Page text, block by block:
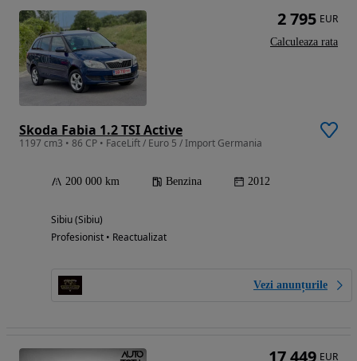
Skoda Fabia 1.2 TSI Active
1197 cm3 • 86 CP • FaceLift / Euro 5 / Import Germania
200 000 km Benzina 2012
Sibiu (Sibiu)
Profesionist • Reactualizat
Vezi anunțurile
2 795 EUR
Calculeaza rata
EUR